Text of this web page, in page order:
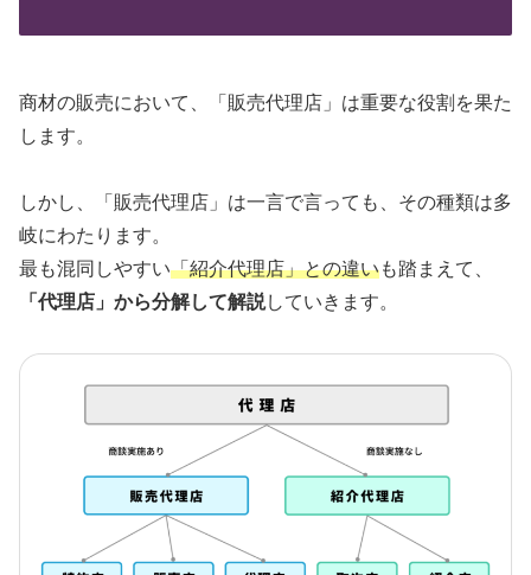
商材の販売において、「販売代理店」は重要な役割を果た
します。
しかし、「販売代理店」は一言で言っても、その種類は多
岐にわたります。
最も混同しやすい「紹介代理店」との違いも踏まえて、
「代理店」から分解して解説していきます。